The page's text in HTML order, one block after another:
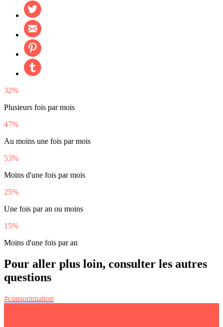
32%
Plusieurs fois par mois
47%
Au moins une fois par mois
53%
Moins d'une fois par mois
25%
Une fois par an ou moins
15%
Moins d'une fois par an
Pour aller plus loin, consulter les autres
questions
#consommation